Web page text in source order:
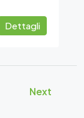
Dettagli
Next